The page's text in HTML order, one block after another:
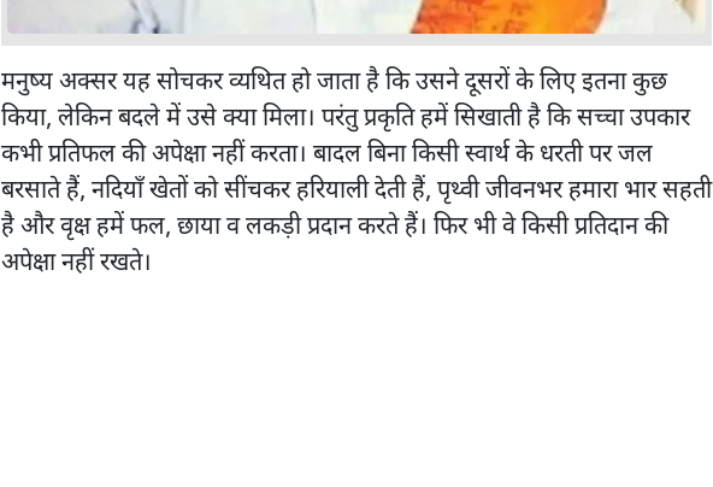
मनुष्य अक्सर यह सोचकर व्यथित हो जाता है कि उसने दूसरों के लिए इतना कुछ
किया, लेकिन बदले में उसे क्या मिला। परंतु प्रकृति हमें सिखाती है कि सच्चा उपकार
कभी प्रतिफल की अपेक्षा नहीं करता। बादल बिना किसी स्वार्थ के धरती पर जल
बरसाते हैं, नदियाँ खेतों को सींचकर हरियाली देती हैं, पृथ्वी जीवनभर हमारा भार सहती
है और वृक्ष हमें फल, छाया व लकड़ी प्रदान करते हैं। फिर भी वे किसी प्रतिदान की
अपेक्षा नहीं रखते।